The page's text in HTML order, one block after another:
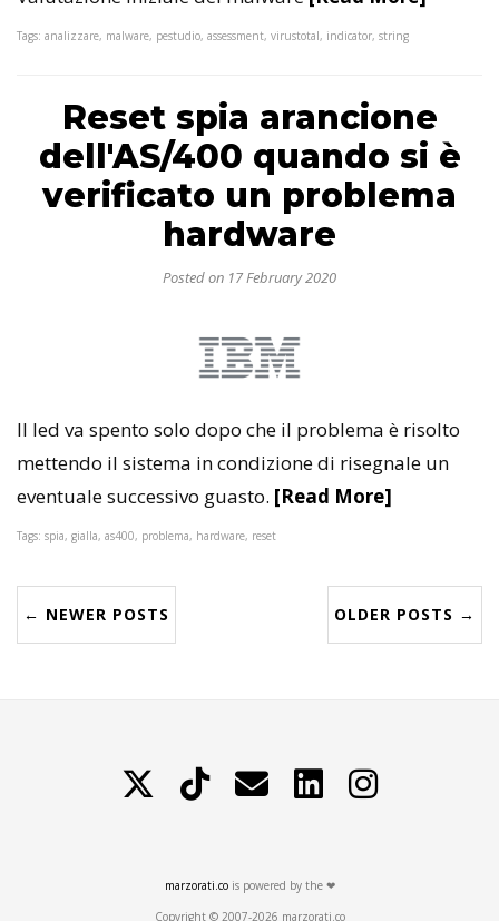
Tags: analizzare, malware, pestudio, assessment, virustotal, indicator, string
Reset spia arancione
dell'AS/400 quando si è
verificato un problema
hardware
Posted on 17 February 2020
Il led va spento solo dopo che il problema è risolto
mettendo il sistema in condizione di risegnale un
eventuale successivo guasto. [Read More]
Tags: spia, gialla, as400, problema, hardware, reset
← NEWER POSTS OLDER POSTS →
TikTok Contattami LinkedIn
marzorati.cois powered by the ❤
Copyright © 2007-2026 marzorati.co